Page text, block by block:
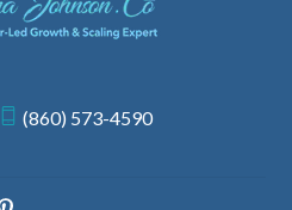
(860) 573-4590